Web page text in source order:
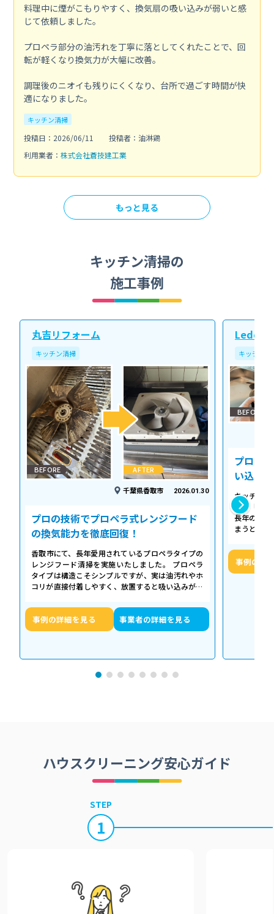
料理中に煙がこもりやすく、換気扇の吸い込みが弱いと感
じて依頼しました。
プロペラ部分の油汚れを丁寧に落としてくれたことで、回
転が軽くなり換気力が大幅に改善。
調理後のニオイも残りにくくなり、台所で過ごす時間が快
適になりました。
キッチン清掃
投稿日：2026/06/11
投稿者：油淋鶏
利用業者： 株式会社蒼技建工業
もっと見る
キッチン清掃の
施工事例
丸吉リフォーム
キッチン清掃
BEFORE AFTER
千葉県香取市 2026.01.30
プロの技術でプロペラ式レンジフード
の換気能力を徹底回復！
香取市にて、長年愛用されているプロペラタイプの
レンジフード清掃を実施いたしました。 プロペラ
タイプは構造こそシンプルですが、実は油汚れやホ
コリが直接付着しやすく、放置すると吸い込みが悪
事例の詳細を見る 事業者の詳細を見る
Ledope
キッチン清
BEFORE
プロの
い込み
キッチン
える「シ
長年の調
まうとご
事例の詳
ハウスクリーニング安心ガイド
STEP
1